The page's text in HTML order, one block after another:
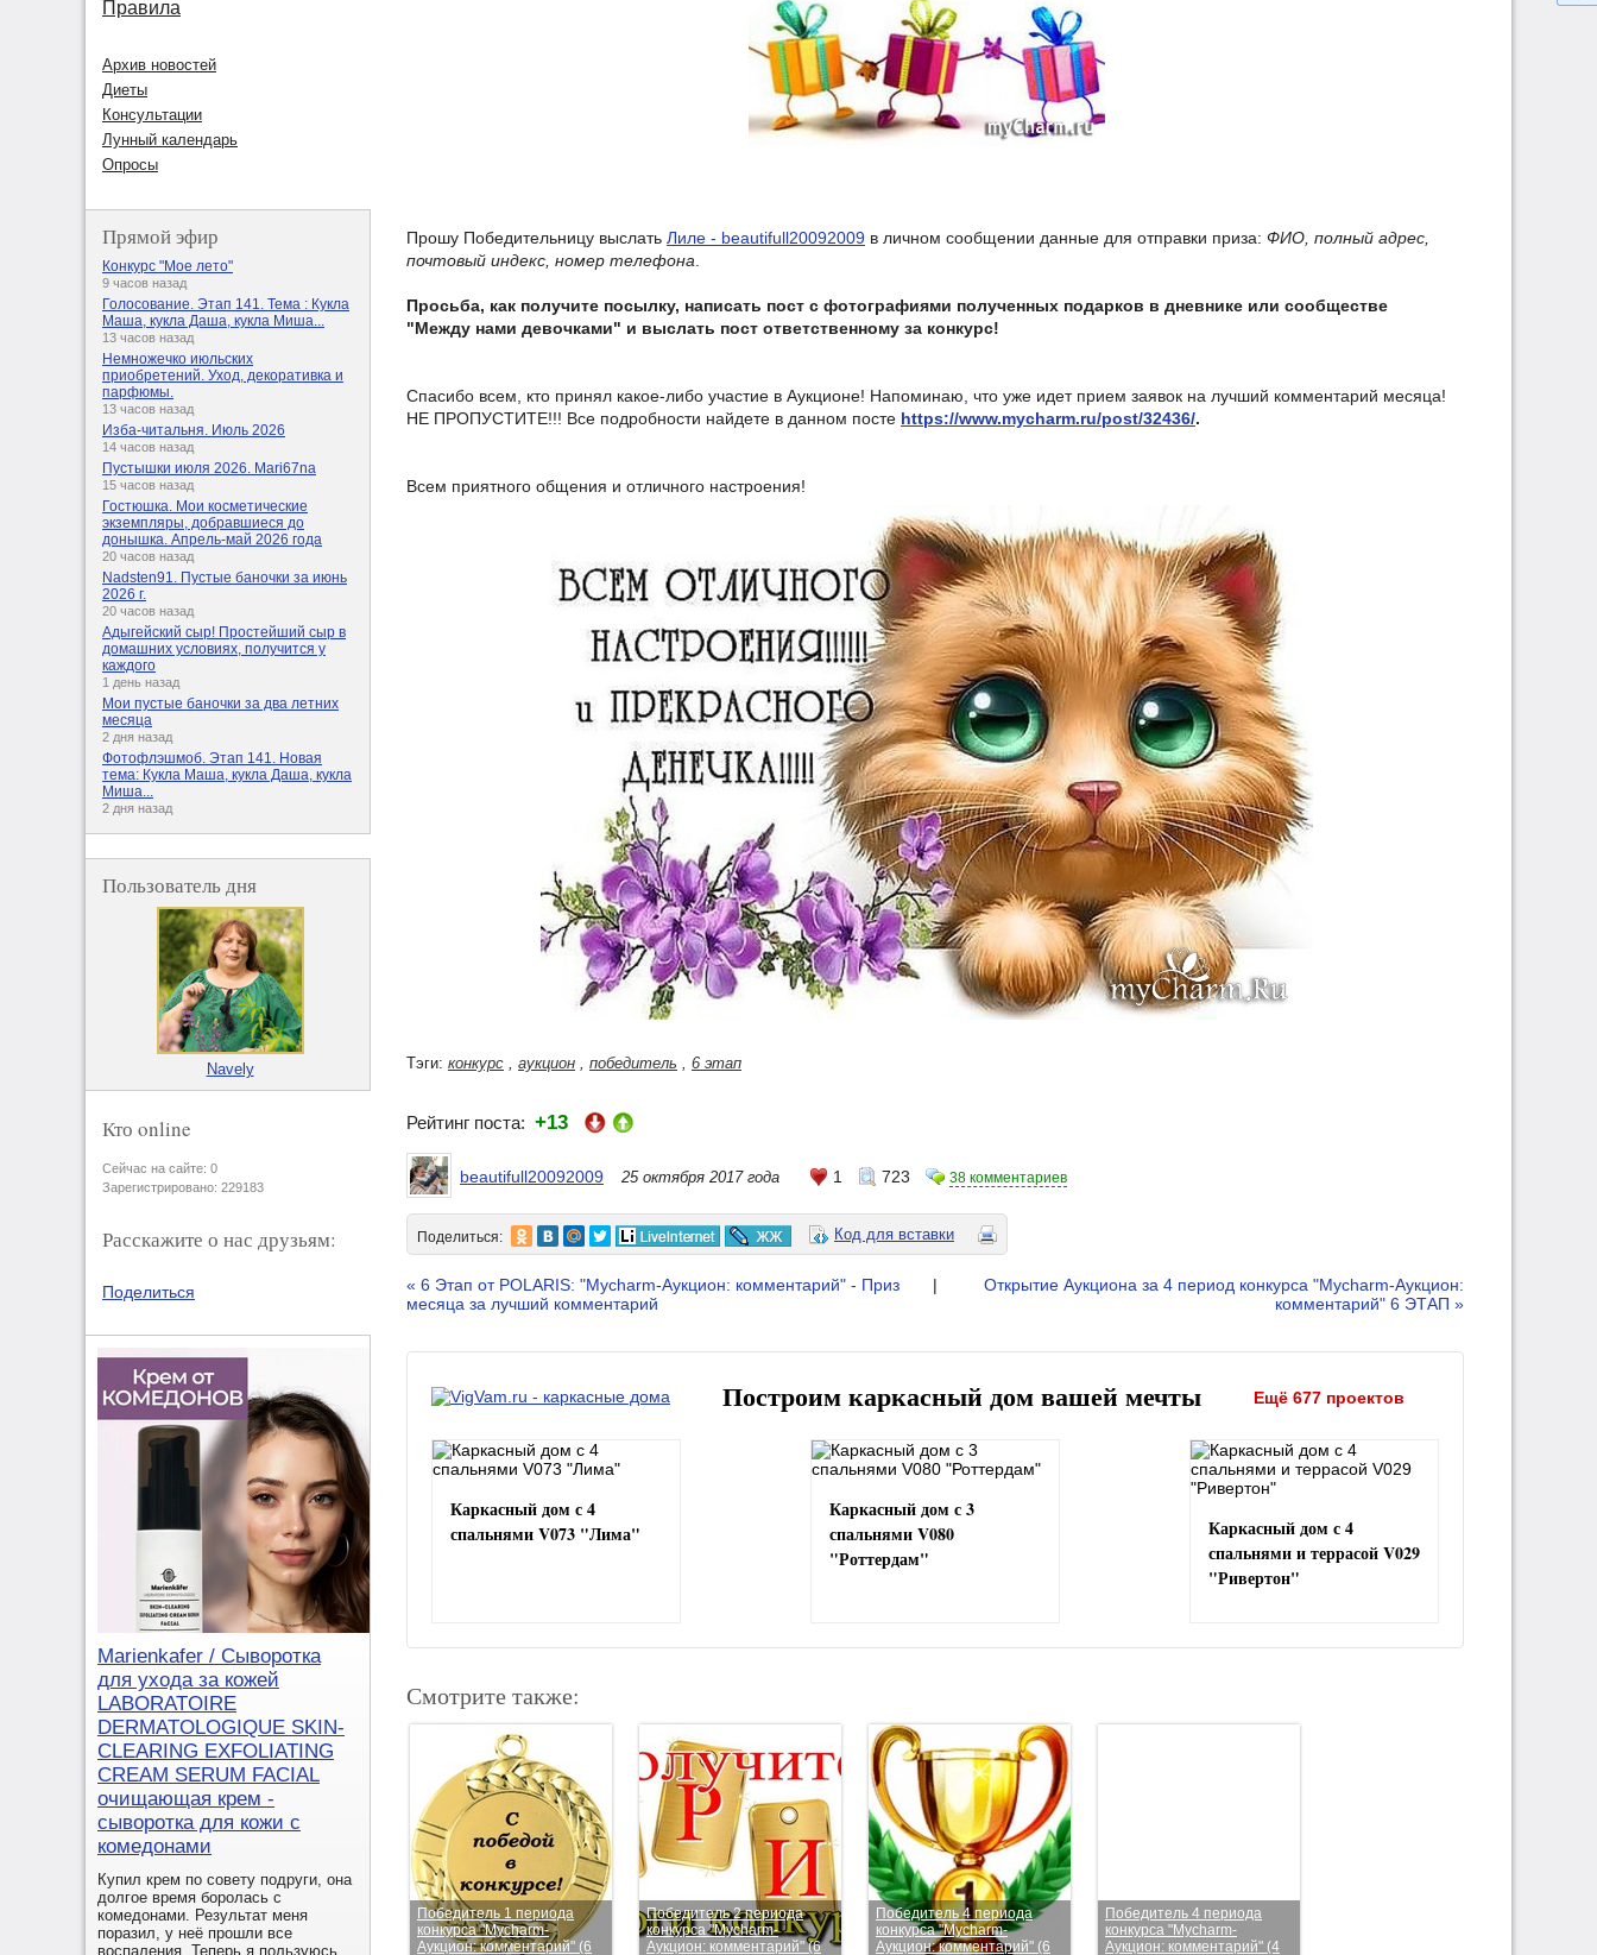
Прошу Победительницу выслать Лиле - beautifull20092009 в личном сообщении данные для отправки приза: ФИО, полный адрес,
почтовый индекс, номер телефона
Просьба, как получите посылку, написать пост с фотографиями полученных подарков в дневнике или сообществе
"Между нами девочками" и выслать пост ответственному за конкурс!
Спасибо всем, кто принял какое-либо участие в Аукционе! Напоминаю, что уже идет прием заявок на лучший комментарий месяца!
НЕ ПРОПУСТИТЕ!!! Все подробности найдете в данном посте https://www.mycharm.ru/post/32436/.
Всем приятного общения и отличного настроения!
Тэги: конкурс , аукцион , победитель , 6 этап
Рейтинг поста: +13
beautifull20092009 25 октября 2017 года 1 723 38 комментариев
Поделиться: Код для вставки
« 6 Этап от POLARIS: "Mycharm-Аукцион: комментарий" - Приз
месяца за лучший комментарий
|
Открытие Аукциона за 4 период конкурса "Mycharm-Аукцион:
комментарий" 6 ЭТАП »
Построим каркасный дом вашей мечты Ещё 677 проектов
Каркасный дом с 4
спальнями V073 "Лима"
Каркасный дом с 3
спальнями V080
"Роттердам"
Каркасный дом с 4
спальнями и террасой V029
"Ривертон"
Смотрите также:
Победитель 1 периода
конкурса "Mycharm-
Аукцион: комментарий" (6
Победитель 2 периода
конкурса "Mycharm-
Аукцион: комментарий" (6
Победитель 4 периода
конкурса "Mycharm-
Аукцион: комментарий" (6
Победитель 4 периода
конкурса "Mycharm-
Аукцион: комментарий" (4
Правила
Архив новостей
Диеты
Консультации
Лунный календарь
Опросы
Прямой эфир
Конкурс "Мое лето"
9 часов назад
Голосование. Этап 141. Тема : Кукла
Маша, кукла Даша, кукла Миша...
13 часов назад
Немножечко июльских
приобретений. Уход, декоративка и
парфюмы.
13 часов назад
Изба-читальня. Июль 2026
14 часов назад
Пустышки июля 2026. Mari67na
15 часов назад
Гостюшка. Мои косметические
экземпляры, добравшиеся до
донышка. Апрель-май 2026 года
20 часов назад
Nadsten91. Пустые баночки за июнь
2026 г.
20 часов назад
Адыгейский сыр! Простейший сыр в
домашних условиях, получится у
каждого
1 день назад
Мои пустые баночки за два летних
месяца
2 дня назад
Фотофлэшмоб. Этап 141. Новая
тема: Кукла Маша, кукла Даша, кукла
Миша...
2 дня назад
Пользователь дня
Navely
Кто online
Сейчас на сайте: 0
Зарегистрировано: 229183
Расскажите о нас друзьям:
Поделиться
Marienkafer / Сыворотка
для ухода за кожей
LABORATOIRE
DERMATOLOGIQUE SKIN-
CLEARING EXFOLIATING
CREAM SERUM FACIAL
очищающая крем -
сыворотка для кожи с
комедонами
Купил крем по совету подруги, она
долгое время боролась с
комедонами. Результат меня
поразил, у неё прошли все
воспаления. Теперь я пользуюсь